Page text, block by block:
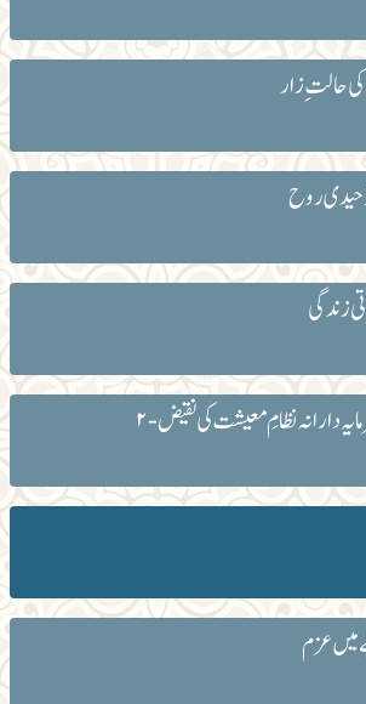
حالت ِ زار
روح
زندگی
دارانہ نظامِ معیشت کی نقیض -۲
عزم